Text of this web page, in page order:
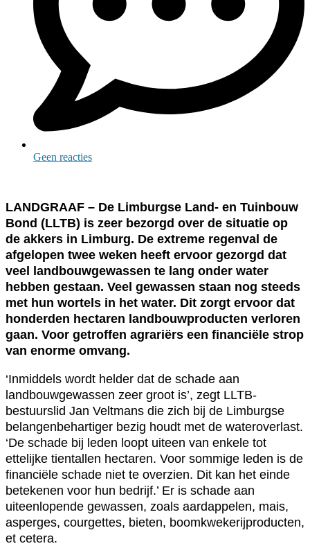
Geen reacties
LANDGRAAF – De Limburgse Land- en Tuinbouw
Bond (LLTB) is zeer bezorgd over de situatie op
de akkers in Limburg. De extreme regenval de
afgelopen twee weken heeft ervoor gezorgd dat
veel landbouwgewassen te lang onder water
hebben gestaan. Veel gewassen staan nog steeds
met hun wortels in het water. Dit zorgt ervoor dat
honderden hectaren landbouwproducten verloren
gaan. Voor getroffen agrariërs een financiële strop
van enorme omvang.
‘Inmiddels wordt helder dat de schade aan
landbouwgewassen zeer groot is’, zegt LLTB-
bestuurslid Jan Veltmans die zich bij de Limburgse
belangenbehartiger bezig houdt met de wateroverlast.
‘De schade bij leden loopt uiteen van enkele tot
ettelijke tientallen hectaren. Voor sommige leden is de
financiële schade niet te overzien. Dit kan het einde
betekenen voor hun bedrijf.’ Er is schade aan
uiteenlopende gewassen, zoals aardappelen, mais,
asperges, courgettes, bieten, boomkwekerijproducten,
et cetera.